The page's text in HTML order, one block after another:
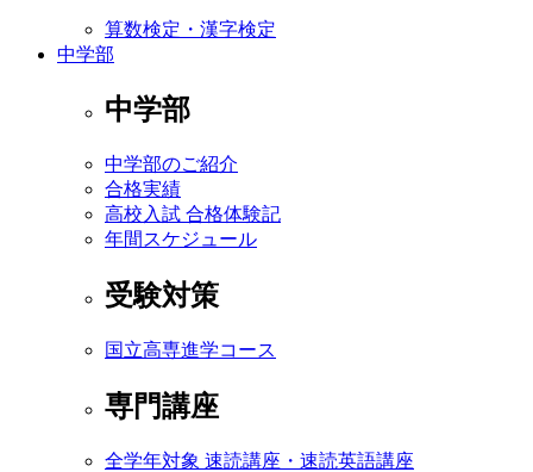
算数検定・漢字検定
中学部
中学部
中学部のご紹介
合格実績
高校入試 合格体験記
年間スケジュール
受験対策
国立高専進学コース
専門講座
全学年対象 速読講座・速読英語講座